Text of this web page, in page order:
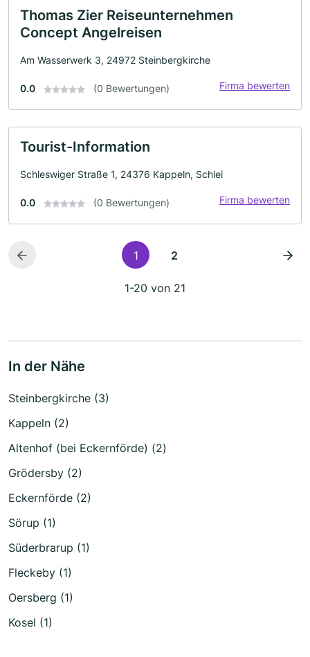
Thomas Zier Reiseunternehmen
Concept Angelreisen
Am Wasserwerk 3, 24972 Steinbergkirche
0.0 (0 Bewertungen) Firma bewerten
Tourist-Information
Schleswiger Straße 1, 24376 Kappeln, Schlei
0.0 (0 Bewertungen) Firma bewerten
1 2
1-20 von 21
In der Nähe
Steinbergkirche (3)
Kappeln (2)
Altenhof (bei Eckernförde) (2)
Grödersby (2)
Eckernförde (2)
Sörup (1)
Süderbrarup (1)
Fleckeby (1)
Oersberg (1)
Kosel (1)